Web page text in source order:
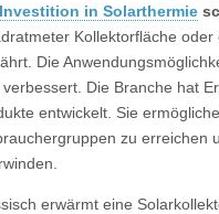
Investition in Solarthermie
Kollektorfläche
Die
verbessert. Die Branche hat
entwickelt. Sie
zu erreichen
erwärmt eine